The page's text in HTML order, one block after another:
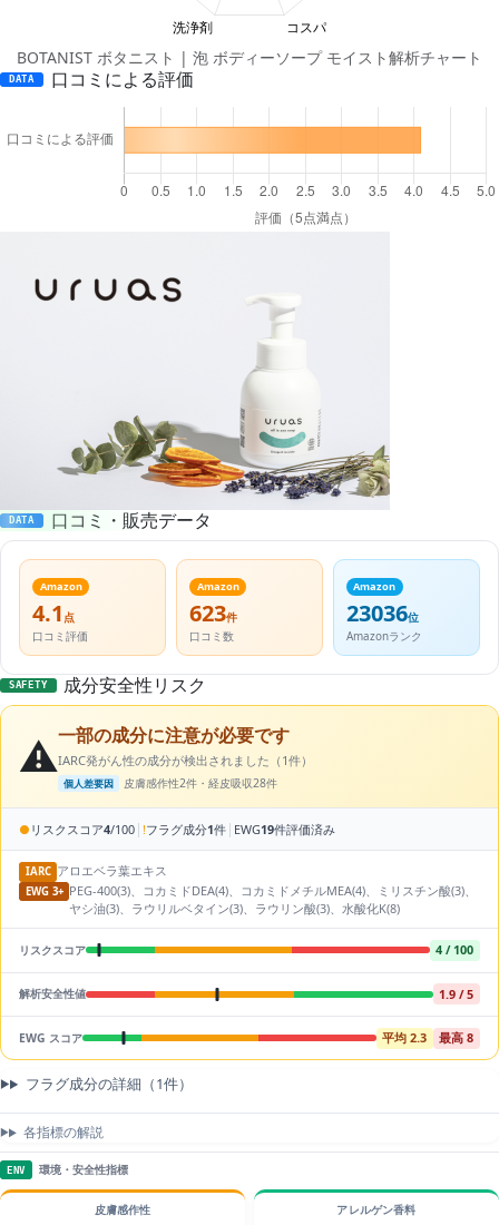
BOTANIST ボタニスト | 泡 ボディーソープ モイスト解析チャート
DATA 口コミによる評価
DATA 口コミ・販売データ
Amazon
4.1 点
口コミ評価
Amazon
623件
口コミ数
Amazon
23036位
Amazonランク
SAFETY 成分安全性リスク
⚠️一部の成分に注意が必要です
IARC発がん性の成分が検出されました（1件）
個人差要因 皮膚感作性2件・経皮吸収28件
● リスクスコア4/100 | !フラグ成分1件 | EWG19件評価済み
IARC アロエベラ葉エキス
EWG 3+ PEG-400(3)、コカミドDEA(4)、コカミドメチルMEA(4)、ミリスチン酸(3)、
ヤシ油(3)、ラウリルベタイン(3)、ラウリン酸(3)、水酸化K(8)
リスクスコア 4 / 100
解析安全性値 1.9 / 5
EWG スコア 平均 2.3 最高 8
フラグ成分の詳細（1件）
各指標の解説
ENV 環境・安全性指標
皮膚感作性
アレルゲン香料